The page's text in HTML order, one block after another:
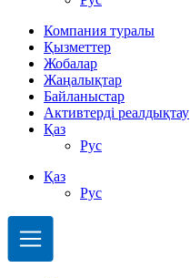
Компания туралы
Қызметтер
Жобалар
Жаңалықтар
Байланыстар
Активтерді реалдықтау
Қаз
Рус
Қаз
Рус